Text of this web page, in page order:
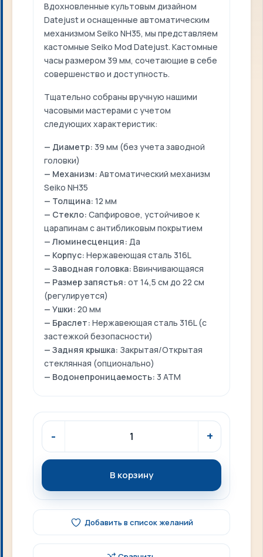
Вдохновленные культовым дизайном
Datejust и оснащенные автоматическим
механизмом Seiko NH35, мы представляем
кастомные Seiko Mod Datejust. Кастомные
часы размером 39 мм, сочетающие в себе
совершенство и доступность.
Тщательно собраны вручную нашими
часовыми мастерами с учетом
следующих характеристик:
— Диаметр: 39 мм (без учета заводной
головки)
— Механизм: Автоматический механизм
Seiko NH35
— Толщина: 12 мм
— Стекло: Сапфировое, устойчивое к
царапинам с антибликовым покрытием
— Люминесценция: Да
— Корпус: Нержавеющая сталь 316L
— Заводная головка: Ввинчивающаяся
— Размер запястья: от 14,5 см до 22 см
(регулируется)
— Ушки: 20 мм
— Браслет: Нержавеющая сталь 316L (с
застежкой безопасности)
— Задняя крышка: Закрытая/Открытая
стеклянная (опционально)
— Водонепроницаемость: 3 ATM
В корзину
Добавить в список желаний